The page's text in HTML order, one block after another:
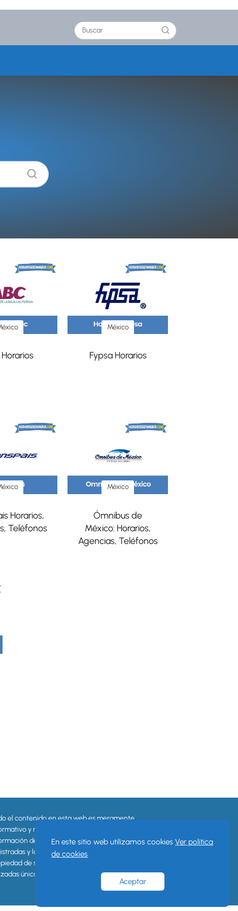
México
Fypsa Horarios
Horarios,
Teléfonos
México
Ómnibus de
México: Horarios,
Agencias, Teléfonos
el contenido en esta web es meramente
y no pretende reemplazar la
de los sitios oficiales. Las marcas
y logotipos aquí mostrados son
de sus respectivos dueños y son
únicamente con fines informativos.
En este sitio web utilizamos cookies Ver política
de cookies
Aceptar